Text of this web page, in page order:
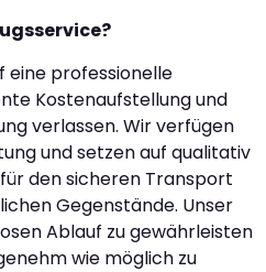
eine professionelle
Kostenaufstellung und
verlassen. Wir verfügen
und setzen auf qualitativ
den sicheren Transport
Gegenstände. Unser
Ablauf zu gewährleisten
wie möglich zu